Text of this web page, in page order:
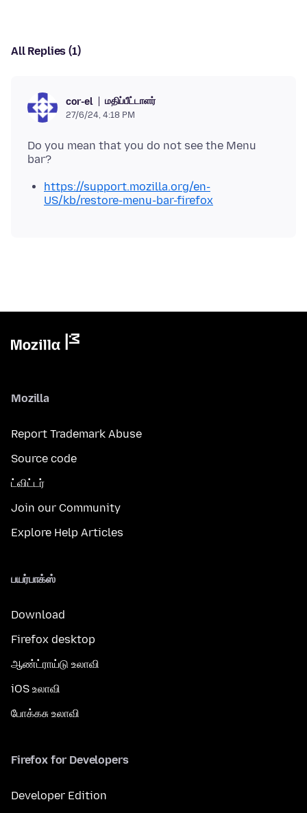
All Replies (1)
cor-el மதிப்பீட்டாளர்
27/6/24, 4:18 PM
Do you mean that you do not see the Menu
https://support.mozilla.org/en-
US/kb/restore-menu-bar-firefox
Mozilla
Report Trademark Abuse
Source code
ட்விட்டர்
Join our Community
Explore Help Articles
பயர்பாக்ஸ்
Download
Firefox desktop
ஆண்ட்ராய்டு உலாவி
iOS உலாவி
போக்கசு உலாவி
Firefox for Developers
Developer Edition